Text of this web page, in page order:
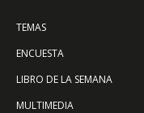
TEMAS
ENCUESTA
LIBRO DE LA SEMANA
MULTIMEDIA